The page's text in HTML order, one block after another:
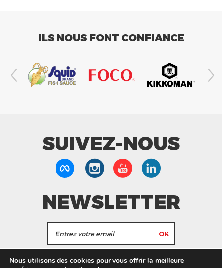
ILS NOUS FONT CONFIANCE
SUIVEZ-NOUS
NEWSLETTER
J'accepte de recevoir les actualités et les
Nous utilisons des cookies pour vous offrir la meilleure